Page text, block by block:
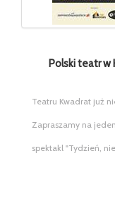
Polski teatr w
Teatru Kwadrat już
Zapraszamy na
spektakl "Tydzień,